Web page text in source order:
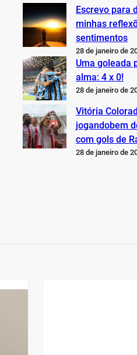
Escrevo para
minhas
sentimentos
28 de janeiro de
Uma goleada
alma: 4 x 0!
28 de janeiro de
Vitória
jogandobem
com gols de
28 de janeiro de